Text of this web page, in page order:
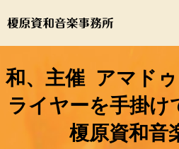
和、主催 アマド
ライヤーを手掛け
榎原資和音